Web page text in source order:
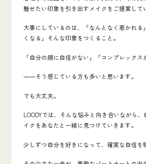
魅せたい印象を引き出すメイクをご提案して
大事にしているのは、「なんとなく惹かれる
くなる」そんな印象をつくること。
「自分の顔に自信がない」「コンプレックス
――そう感じている方も多いと思います。
でも大丈夫。
LOODYでは、そんな悩みと向き合いながら、
イクをあなたと一緒に見つけていきます。
少しずつ自分を好きになって、確実な自信を